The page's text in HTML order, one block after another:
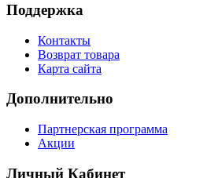
Поддержка
Контакты
Возврат товара
Карта сайта
Дополнительно
Партнерская программа
Акции
Личный Кабинет